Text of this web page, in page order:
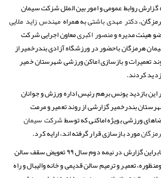
گزارش روابط عمومی و امور بین الملل شزکت سیمان
دکتر مهدی باشتی به همراه مهندس زاید ملایی
هیئت مدیره ومنصور اکبریمعاون اجرایی شرکت
هرمزگان باحضور در ورزشگاه آزادی بندرخمیر از
تعمیرات و بازسازی اماکن ورزشی شهرستان خمیر
کردند.
این بازدید یونس برهم رئیس اداره ورزش و جوانان
بندرخمیر گزارشی از روند تعمیر و مرمت
ورزشی بویژه اماکنی که توسط شرکت سیمان
مورد بازسازی قرار گرفته اند، ارایه کرد.
بنابراین گزارش در نیمه دوم سال ۹۹ تعویض سقف سالن
تعمیر و ترمیم سالن قدیمی و خانه والیبال و راه